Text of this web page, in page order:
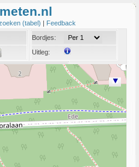
(tabel) | Feedback
Bordjes:
Uitleg: